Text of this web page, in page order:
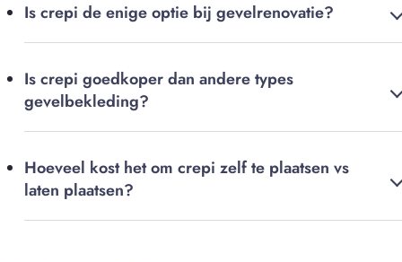
Is crepi de enige optie bij gevelrenovatie?
Is crepi goedkoper dan andere types
gevelbekleding?
Hoeveel kost het om crepi zelf te plaatsen vs
laten plaatsen?